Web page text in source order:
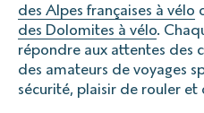
des Alpes françaises à vélo
des Dolomites à vélo.
répondre aux attentes des
des amateurs de voyages
sécurité, plaisir de rouler